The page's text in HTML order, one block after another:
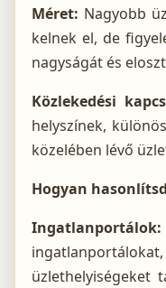
Méret: Nagyobb
kelnek el, de
nagyságát és
Közlekedési
helyszínek,
közelében lévő
Hogyan
Ingatlanportálok:
üzlethelyiségeket